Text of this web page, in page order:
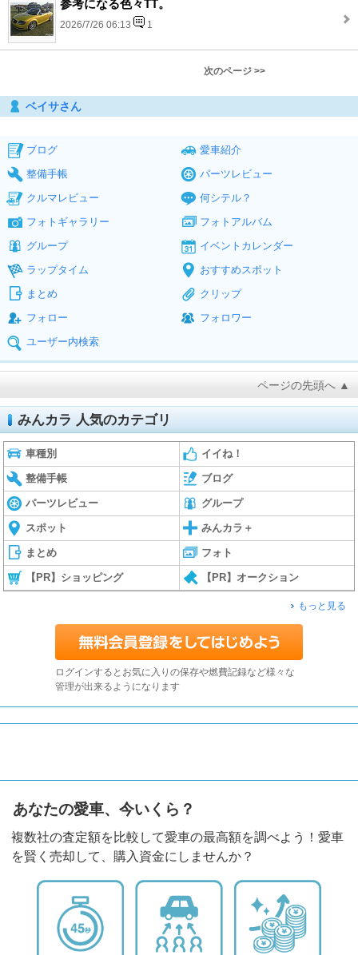
参考になる色々TT。
2026/7/26 06:13 1
次のページ >>
ベイサさん
ブログ
愛車紹介
整備手帳
パーツレビュー
クルマレビュー
何シテル？
フォトギャラリー
フォトアルバム
グループ
イベントカレンダー
ラップタイム
おすすめスポット
まとめ
クリップ
フォロー
フォロワー
ユーザー内検索
ページの先頭へ ▲
みんカラ 人気のカテゴリ
車種別 イイね！
整備手帳 ブログ
パーツレビュー グループ
スポット みんカラ＋
まとめ フォト
【PR】ショッピング 【PR】オークション
もっと見る
ログインするとお気に入りの保存や燃費記録など様々な
管理が出来るようになります
あなたの愛車、今いくら？
複数社の査定額を比較して愛車の最高額を調べよう！愛車
を賢く売却して、購入資金にしませんか？